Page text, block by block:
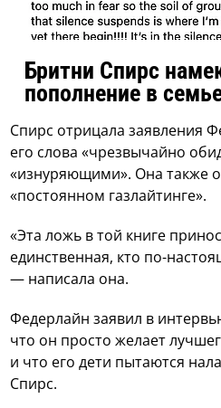
Бритни Спирс
пополнение в
Спирс отрицала заявления
его слова «чрезвычайно
«изнуряющими». Она также
«постоянном газлайтинге».
«Эта ложь в той книге
единственная, кто по-
— написала она.
Федерлайн заявил в
что он просто желает
и что его дети пытаются
Спирс.